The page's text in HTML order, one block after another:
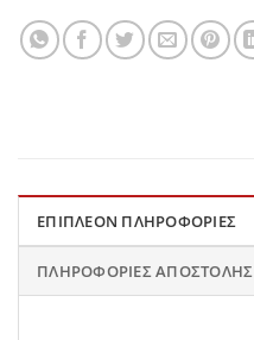
ΕΠΙΠΛΈΟΝ ΠΛΗΡΟΦΟΡΊΕΣ
ΠΛΗΡΟΦΟΡΊΕΣ ΑΠΟΣΤΟΛΉΣ